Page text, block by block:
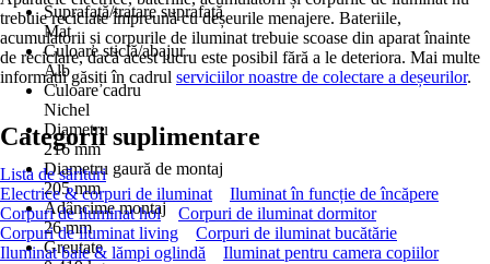
Suprafață/tratare suprafață
Mat
Culoare sticlă/abajur
Alb
Culoare cadru
Nichel
Diametru
216 mm
Diametru gaură de montaj
205 mm
Adâncime montaj
26 mm
Greutate
trebuie reciclate împreună cu deșeurile menajere. Bateriile,
acumulatorii și corpurile de iluminat trebuie scoase din aparat înainte
de reciclare, dacă acest lucru este posibil fără a le deteriora. Mai multe
informații găsiți în cadrul serviciilor noastre de colectare a deșeurilor.
Categorii suplimentare
Lista de sărituri
Electrice & corpuri de iluminat
Iluminat în funcție de încăpere
Corpuri de iluminat hol
Corpuri de iluminat dormitor
Corpuri de iluminat living
Corpuri de iluminat bucătărie
Iluminat baie & lămpi oglindă
Iluminat pentru camera copiilor